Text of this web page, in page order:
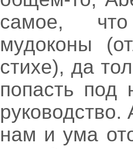
самое,
мудоконы
стихе), да
попасть под
нам и ума